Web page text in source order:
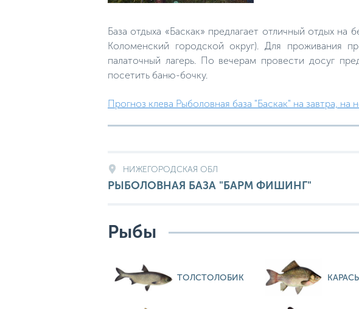
База отдыха «Баскак» предлагает отличный отдых
Коломенский городской округ). Для проживания
палаточный лагерь. По вечерам провести досуг
посетить баню-бочку.
Прогноз клева Рыболовная база "Баскак" на завтра, на
НИЖЕГОРОДСКАЯ ОБЛ
РЫБОЛОВНАЯ БАЗА "БАРМ ФИШИНГ"
Рыбы
ТОЛСТОЛОБИК КАРАСЬ